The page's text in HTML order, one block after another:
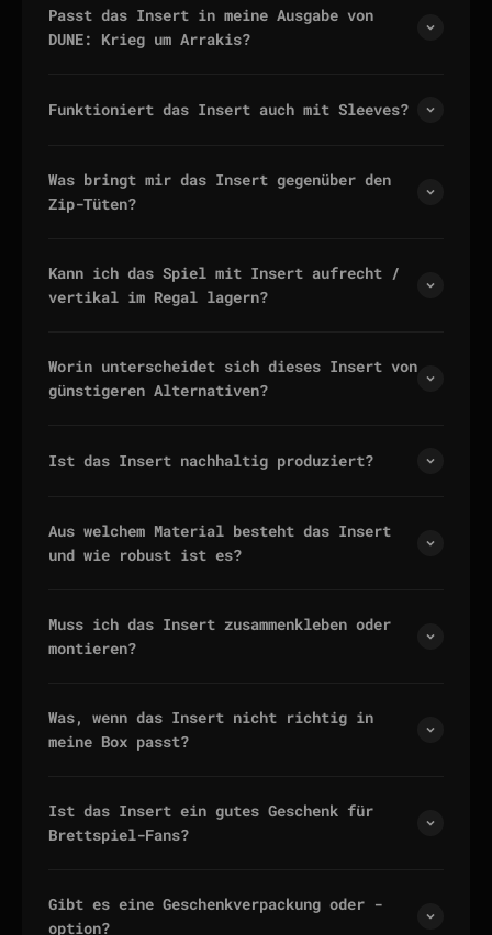
Passt das Insert in meine Ausgabe von
DUNE: Krieg um Arrakis?
Funktioniert das Insert auch mit Sleeves?
Was bringt mir das Insert gegenüber den
Zip-Tüten?
Kann ich das Spiel mit Insert aufrecht /
vertikal im Regal lagern?
Worin unterscheidet sich dieses Insert von
günstigeren Alternativen?
Ist das Insert nachhaltig produziert?
Aus welchem Material besteht das Insert
und wie robust ist es?
Muss ich das Insert zusammenkleben oder
montieren?
Was, wenn das Insert nicht richtig in
meine Box passt?
Ist das Insert ein gutes Geschenk für
Brettspiel-Fans?
Gibt es eine Geschenkverpackung oder -
option?